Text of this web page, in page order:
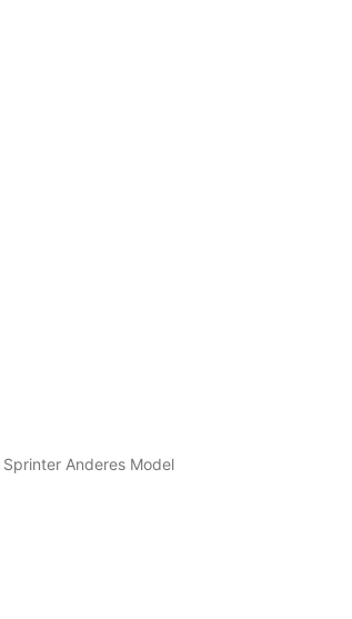
Sprinter Anderes Model